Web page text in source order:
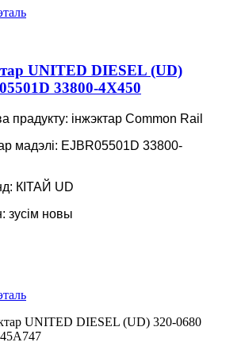
UNITED DIESEL (UD)
33800-4X450
прадукту: інжэктар Common Rail
мадэлі: EJBR05501D 33800-
КІТАЙ UD
зусім новы